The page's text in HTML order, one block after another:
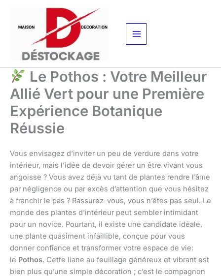
contenu
Le Pothos : Votre Meilleur
Allié Vert pour une Première
Expérience Botanique
Réussie
Vous envisagez d’inviter un peu de verdure dans votre
intérieur, mais l’idée de devoir gérer un être vivant vous
angoisse ? Vous avez déjà vu tant de plantes rendre l’âme
par négligence ou par excès d’attention que vous hésitez
à franchir le pas ? Rassurez-vous, vous n’êtes pas seul. Le
monde des plantes d’intérieur peut sembler intimidant
pour un novice. Pourtant, il existe une candidate idéale,
une plante quasiment infaillible, conçue pour vous
donner confiance et transformer votre espace de vie:
le Pothos. Cette liane au feuillage généreux et vibrant est
bien plus qu’une simple décoration ; c’est le compagnon